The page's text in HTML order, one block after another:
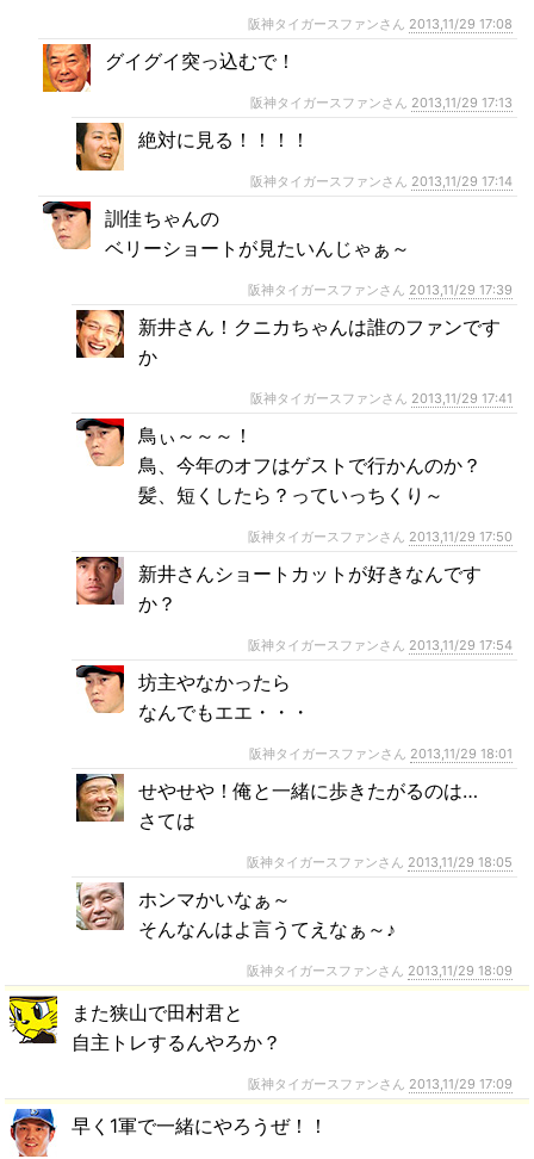
阪神タイガースファンさん 2013,11/29 17:08
グイグイ突っ込むで！
阪神タイガースファンさん 2013,11/29 17:13
絶対に見る！！！！
阪神タイガースファンさん 2013,11/29 17:14
訓佳ちゃんの
ベリーショートが見たいんじゃぁ～
阪神タイガースファンさん 2013,11/29 17:39
新井さん！クニカちゃんは誰のファンです
か
阪神タイガースファンさん 2013,11/29 17:41
鳥ぃ～～～！
鳥、今年のオフはゲストで行かんのか？
髪、短くしたら？っていっちくり～
阪神タイガースファンさん 2013,11/29 17:50
新井さんショートカットが好きなんです
か？
阪神タイガースファンさん 2013,11/29 17:54
坊主やなかったら
なんでもエエ・・・
阪神タイガースファンさん 2013,11/29 18:01
せやせや！俺と一緒に歩きたがるのは…
さては
阪神タイガースファンさん 2013,11/29 18:05
ホンマかいなぁ～
そんなんはよ言うてえなぁ～♪
阪神タイガースファンさん 2013,11/29 18:09
また狭山で田村君と
自主トレするんやろか？
阪神タイガースファンさん 2013,11/29 17:09
早く1軍で一緒にやろうぜ！！